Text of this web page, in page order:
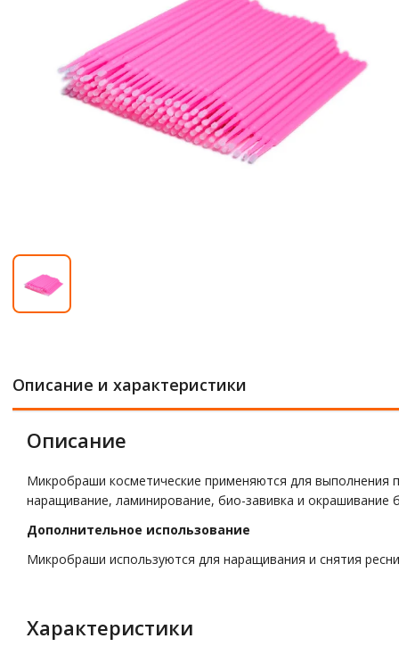
Описание и характеристики
Описание
Микробраши косметические применяются для выполнения
наращивание, ламинирование, био-завивка и
Дополнительное использование
Микробраши используются для наращивания и снятия
Характеристики